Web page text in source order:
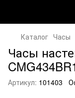
Каталог Часы
Часы
Артикул: 101403